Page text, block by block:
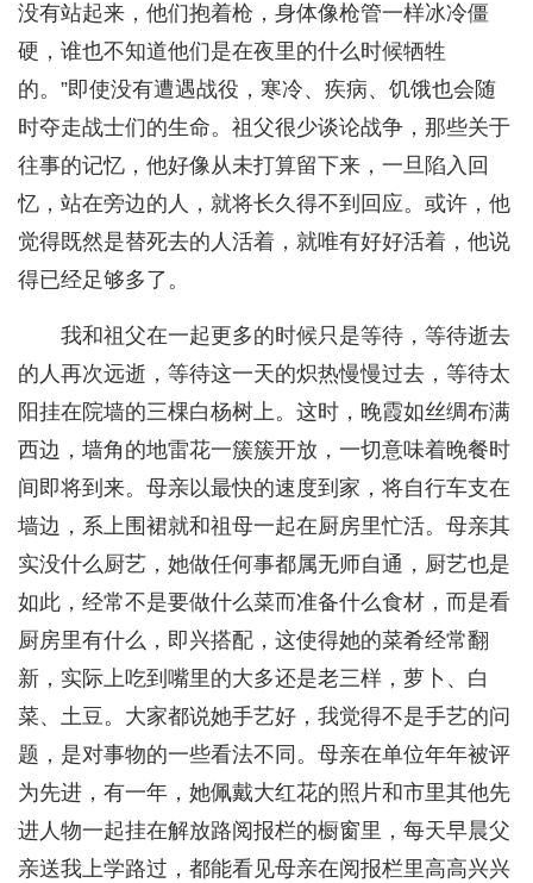
没有站起来，他们抱着枪，身体像枪管一样冰冷僵
硬，谁也不知道他们是在夜里的什么时候牺牲
的。”即使没有遭遇战役，寒冷、疾病、饥饿也会随
时夺走战士们的生命。祖父很少谈论战争，那些关于
往事的记忆，他好像从未打算留下来，一旦陷入回
忆，站在旁边的人，就将长久得不到回应。或许，他
觉得既然是替死去的人活着，就唯有好好活着，他说
得已经足够多了。
我和祖父在一起更多的时候只是等待，等待逝去
的人再次远逝，等待这一天的炽热慢慢过去，等待太
阳挂在院墙的三棵白杨树上。这时，晚霞如丝绸布满
西边，墙角的地雷花一簇簇开放，一切意味着晚餐时
间即将到来。母亲以最快的速度到家，将自行车支在
墙边，系上围裙就和祖母一起在厨房里忙活。母亲其
实没什么厨艺，她做任何事都属无师自通，厨艺也是
如此，经常不是要做什么菜而准备什么食材，而是看
厨房里有什么，即兴搭配，这使得她的菜肴经常翻
新，实际上吃到嘴里的大多还是老三样，萝卜、白
菜、土豆。大家都说她手艺好，我觉得不是手艺的问
题，是对事物的一些看法不同。母亲在单位年年被评
为先进，有一年，她佩戴大红花的照片和市里其他先
进人物一起挂在解放路阅报栏的橱窗里，每天早晨父
亲送我上学路过，都能看见母亲在阅报栏里高高兴兴